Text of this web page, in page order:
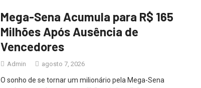
Mega-Sena Acumula para R$ 165
Milhões Após Ausência de
Vencedores
Admin agosto 7, 2026
O sonho de se tornar um milionário pela Mega-Sena